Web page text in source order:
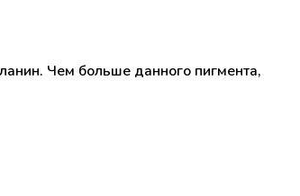
Чем больше данного пигмента,